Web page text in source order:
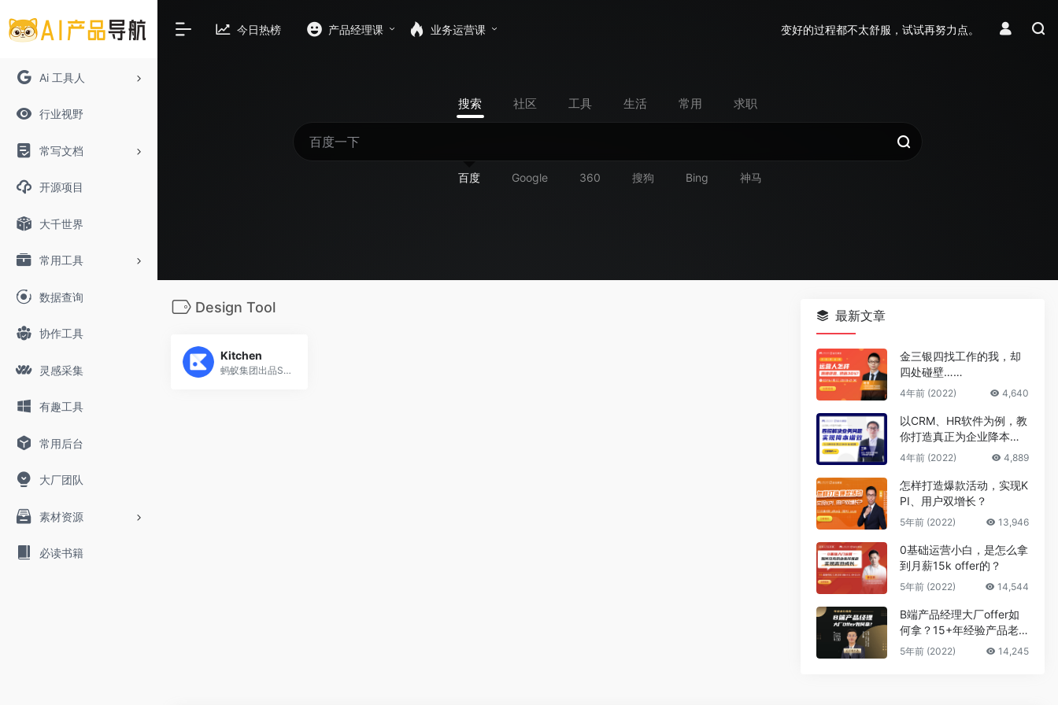
Ai 工具人
行业视野
常写文档
开源项目
大千世界
常用工具
数据查询
协作工具
灵感采集
有趣工具
常用后台
大厂团队
素材资源
必读书籍
今日热榜 产品经理课 业务运营课 变好的过程都不太舒服，试试再努力点。
搜索 社区 工具 生活 常用 求职
百度 Google 360 搜狗 Bing 神马
Design Tool
Kitchen
蚂蚁集团出品Sketch 插件
最新文章
金三银四找工作的我，却
四处碰壁……
4年前 (2022) 4,640
以CRM、HR软件为例，教
你打造真正为企业降本增
效的B端产品
4年前 (2022) 4,889
怎样打造爆款活动，实现K
PI、用户双增长？
5年前 (2022) 13,946
0基础运营小白，是怎么拿
到月薪15k offer的？
5年前 (2022) 14,544
B端产品经理大厂offer如
何拿？15+年经验产品老
司机告诉你答案
5年前 (2022) 14,245